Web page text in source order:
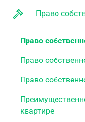
Право
Право
Право
Право
квартире